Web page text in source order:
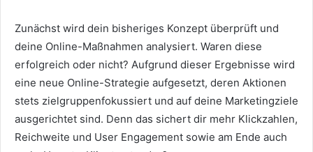
Zunächst wird dein bisheriges Konzept überprüft und
deine Online-Maßnahmen analysiert. Waren diese
erfolgreich oder nicht? Aufgrund dieser Ergebnisse wird
eine neue Online-Strategie aufgesetzt, deren Aktionen
stets zielgruppenfokussiert und auf deine Marketingziele
ausgerichtet sind. Denn das sichert dir mehr Klickzahlen,
Reichweite und User Engagement sowie am Ende auch